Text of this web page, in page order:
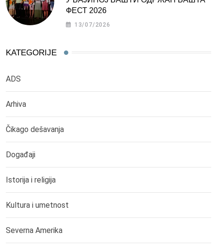
ФЕСТ 2026
13/07/2026
KATEGORIJE
ADS
Arhiva
Čikago dešavanja
Događaji
Istorija i religija
Kultura i umetnost
Severna Amerika